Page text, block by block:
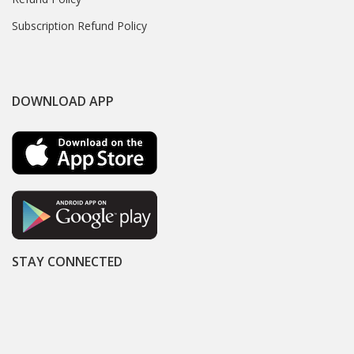
Subscription Refund Policy
DOWNLOAD APP
STAY CONNECTED